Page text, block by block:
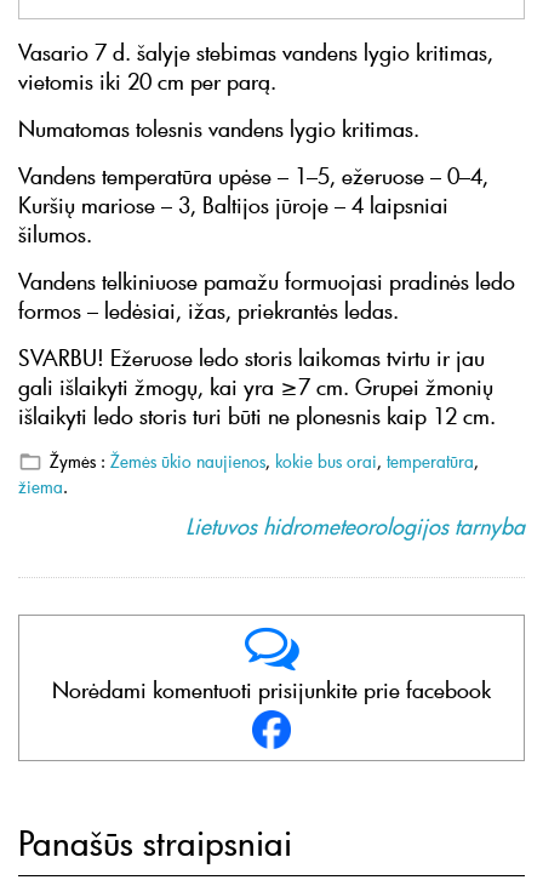
Vasario 7 d. šalyje stebimas vandens lygio kritimas,
vietomis iki 20 cm per parą.
Numatomas tolesnis vandens lygio kritimas.
Vandens temperatūra upėse – 1–5, ežeruose – 0–4,
Kuršių mariose – 3, Baltijos jūroje – 4 laipsniai
šilumos.
Vandens telkiniuose pamažu formuojasi pradinės ledo
formos – ledėsiai, ižas, priekrantės ledas.
SVARBU! Ežeruose ledo storis laikomas tvirtu ir jau
gali išlaikyti žmogų, kai yra ≥7 cm. Grupei žmonių
išlaikyti ledo storis turi būti ne plonesnis kaip 12 cm.
Žymės : Žemės ūkio naujienos, kokie bus orai, temperatūra,
žiema.
Lietuvos hidrometeorologijos tarnyba
Norėdami komentuoti prisijunkite prie facebook
Panašūs straipsniai